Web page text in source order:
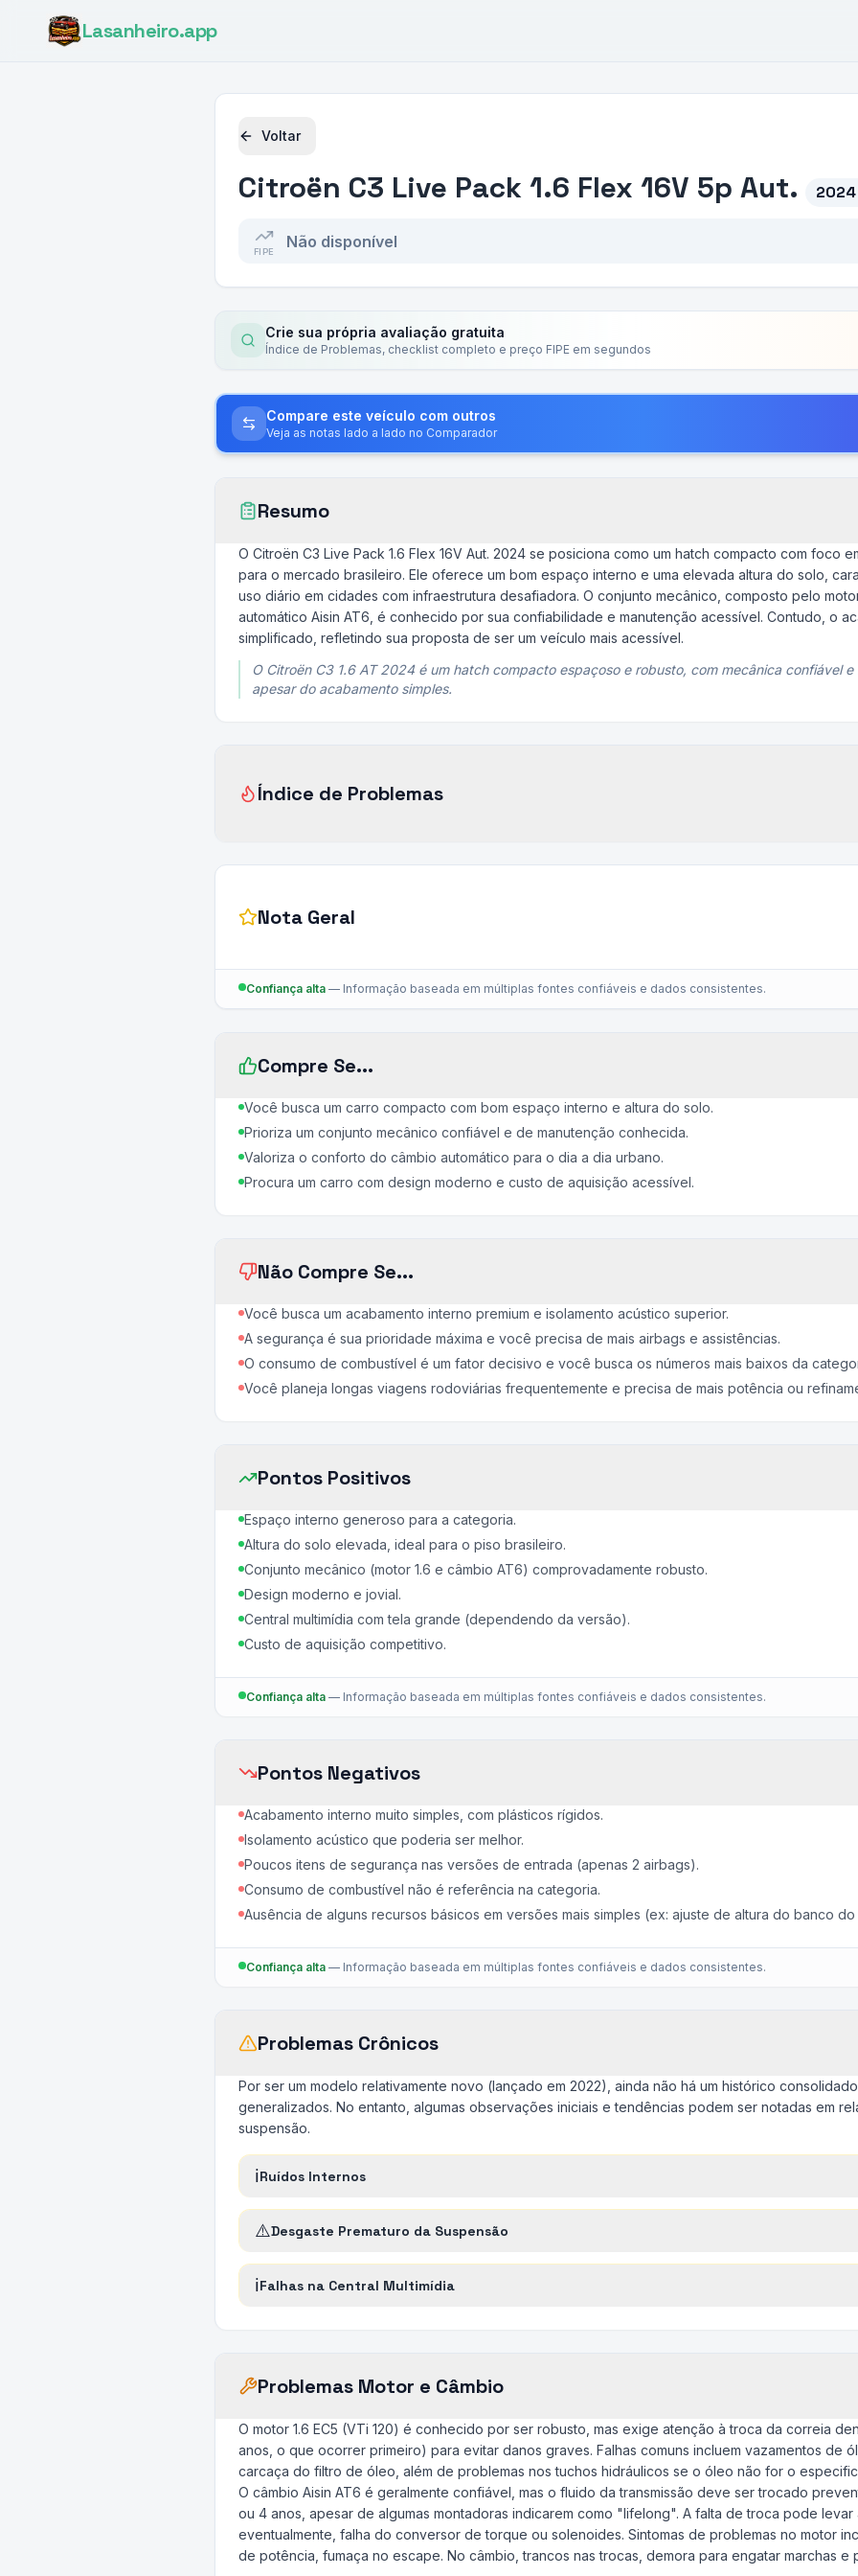
Lasanheiro.app
Voltar
Citroën C3 Live Pack 1.6 Flex 16V 5p Aut. 2024
FIPE
Não disponível
Crie sua própria avaliação gratuita
Índice de Problemas, checklist completo e preço FIPE em segundos
Compare este veículo com outros
Veja as notas lado a lado no Comparador
Resumo
O Citroën C3 Live Pack 1.6 Flex 16V Aut. 2024 se posiciona como um hatch compacto com foco
para o mercado brasileiro. Ele oferece um bom espaço interno e uma elevada altura do solo,
uso diário em cidades com infraestrutura desafiadora. O conjunto mecânico, composto pelo
automático Aisin AT6, é conhecido por sua confiabilidade e manutenção acessível. Contudo, o
simplificado, refletindo sua proposta de ser um veículo mais acessível.
O Citroën C3 1.6 AT 2024 é um hatch compacto espaçoso e robusto, com mecânica confiável e
apesar do acabamento simples.
Índice de Problemas
Nota Geral
Confiança alta — Informação baseada em múltiplas fontes confiáveis e dados consistentes.
Compre Se...
Você busca um carro compacto com bom espaço interno e altura do solo.
Prioriza um conjunto mecânico confiável e de manutenção conhecida.
Valoriza o conforto do câmbio automático para o dia a dia urbano.
Procura um carro com design moderno e custo de aquisição acessível.
Não Compre Se...
Você busca um acabamento interno premium e isolamento acústico superior.
A segurança é sua prioridade máxima e você precisa de mais airbags e assistências.
O consumo de combustível é um fator decisivo e você busca os números mais baixos da
Você planeja longas viagens rodoviárias frequentemente e precisa de mais potência ou
Pontos Positivos
Espaço interno generoso para a categoria.
Altura do solo elevada, ideal para o piso brasileiro.
Conjunto mecânico (motor 1.6 e câmbio AT6) comprovadamente robusto.
Design moderno e jovial.
Central multimídia com tela grande (dependendo da versão).
Custo de aquisição competitivo.
Confiança alta — Informação baseada em múltiplas fontes confiáveis e dados consistentes.
Pontos Negativos
Acabamento interno muito simples, com plásticos rígidos.
Isolamento acústico que poderia ser melhor.
Poucos itens de segurança nas versões de entrada (apenas 2 airbags).
Consumo de combustível não é referência na categoria.
Ausência de alguns recursos básicos em versões mais simples (ex: ajuste de altura do banco do
Confiança alta — Informação baseada em múltiplas fontes confiáveis e dados consistentes.
Problemas Crônicos
Por ser um modelo relativamente novo (lançado em 2022), ainda não há um histórico
generalizados. No entanto, algumas observações iniciais e tendências podem ser notadas em
suspensão.
ℹ️Ruídos Internos
⚠️Desgaste Prematuro da Suspensão
ℹ️Falhas na Central Multimídia
Problemas Motor e Câmbio
O motor 1.6 EC5 (VTi 120) é conhecido por ser robusto, mas exige atenção à troca da correia
anos, o que ocorrer primeiro) para evitar danos graves. Falhas comuns incluem vazamentos de
carcaça do filtro de óleo, além de problemas nos tuchos hidráulicos se o óleo não for o
O câmbio Aisin AT6 é geralmente confiável, mas o fluido da transmissão deve ser trocado
ou 4 anos, apesar de algumas montadoras indicarem como "lifelong". A falta de troca pode levar
eventualmente, falha do conversor de torque ou solenoides. Sintomas de problemas no motor
de potência, fumaça no escape. No câmbio, trancos nas trocas, demora para engatar marchas e